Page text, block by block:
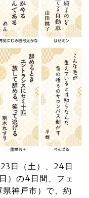
日（土）、24日
）の4日間、フェ
神戸市）で、約